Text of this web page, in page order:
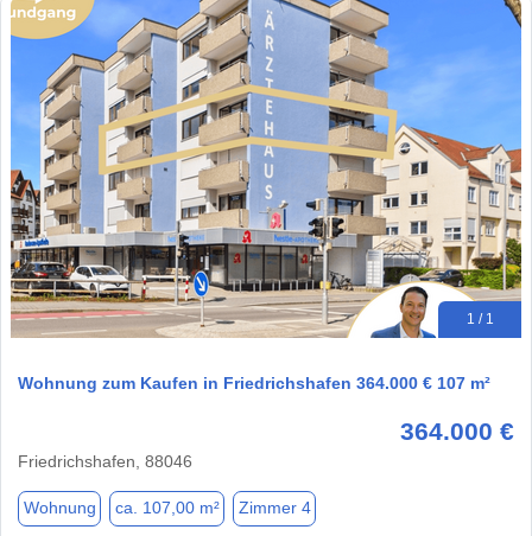
1 / 1
Wohnung zum Kaufen in Friedrichshafen 364.000 € 107 m²
364.000 €
Friedrichshafen, 88046
Wohnung ca. 107,00 m² Zimmer 4